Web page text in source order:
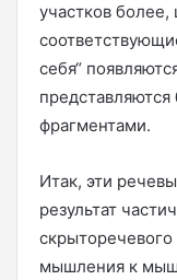
участков
себя“
фрагментами.
Итак, эти
результат
скрыторечевого
мышления к